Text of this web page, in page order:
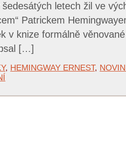
letech žil ve
Patrickem
v knize formálně
[…]
, HEMINGWAY ERNEST,